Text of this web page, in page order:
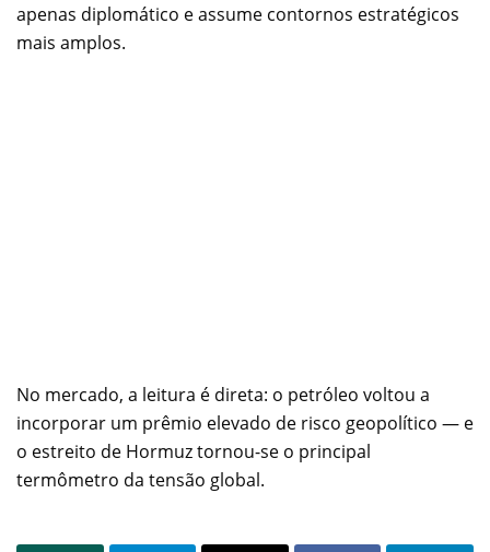
apenas diplomático e assume contornos estratégicos
mais amplos.
No mercado, a leitura é direta: o petróleo voltou a
incorporar um prêmio elevado de risco geopolítico — e
o estreito de Hormuz tornou-se o principal
termômetro da tensão global.